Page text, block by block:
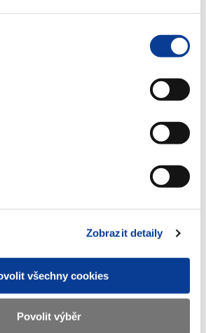
Zobrazit detaily
všechny cookies
Povolit výběr
2013–2020, formou
Doporučeno 38 ×
ČR